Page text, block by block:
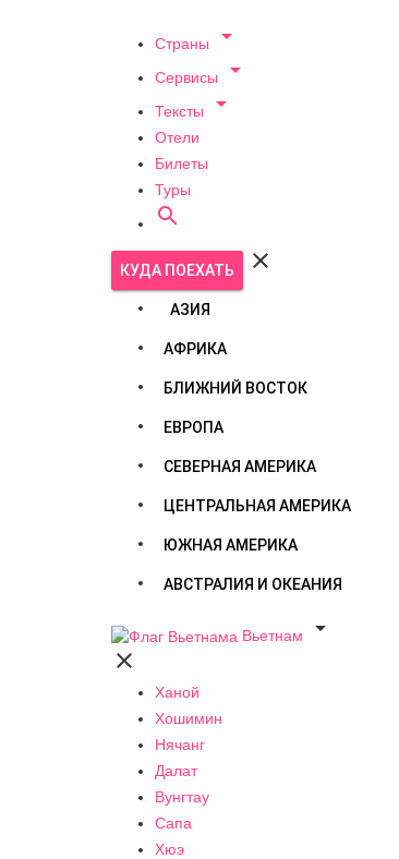
Страны 
Сервисы 
Тексты 
Отели
Билеты
Туры

КУДА ПОЕХАТЬ 
АЗИЯ
АФРИКА
БЛИЖНИЙ ВОСТОК
ЕВРОПА
СЕВЕРНАЯ АМЕРИКА
ЦЕНТРАЛЬНАЯ АМЕРИКА
ЮЖНАЯ АМЕРИКА
АВСТРАЛИЯ И ОКЕАНИЯ
Вьетнам


Ханой
Хошимин
Нячанг
Далат
Вунгтау
Сапа
Хюэ